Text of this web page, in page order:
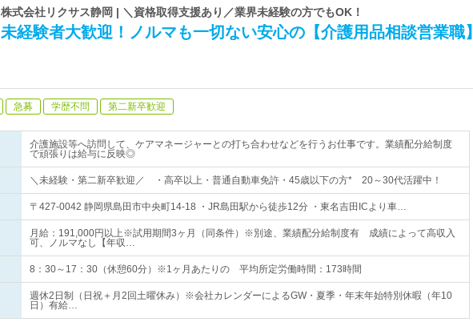
株式会社リクサス静岡 | ＼資格取得支援あり／業界未経験の方でもOK！
未経験者大歓迎！ノルマも一切ない安心の【介護用品相談営業職】
急募 学歴不問 第二新卒歓迎
介護施設等へ訪問して、ケアマネージャーとの打ち合わせなどを行うお仕事です。業績配分給制度
で頑張りは給与に反映◎
＼未経験・第二新卒歓迎／ ・高卒以上・普通自動車免許・45歳以下の方* 20～30代活躍中！
〒427-0042 静岡県島田市中央町14-18 ・JR島田駅から徒歩12分 ・東名吉田ICより車…
月給：191,000円以上※試用期間3ヶ月（同条件）※別途、業績配分給制度有 成績によって高収入
可、ノルマなし【年収…
8：30～17：30（休憩60分）※1ヶ月あたりの 平均所定労働時間：173時間
週休2日制（日祝＋月2回土曜休み）※会社カレンダーによるGW・夏季・年末年始特別休暇（年10
日）有給…